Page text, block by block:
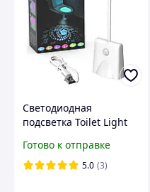
Светодиодная
подсветка Toilet Light
подсветка с датчиком
движения и проекцией
Готово к отправке
5.0 (3)